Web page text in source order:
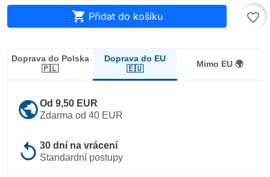
 Přidat do košíku favorite_border
Doprava do Polska
🇵🇱
Doprava do EU
🇪🇺
Mimo EU 🌍
publicOd 9,50 EUR
Zdarma od 40 EUR
replay 30 dní na vrácení
Standardní postupy